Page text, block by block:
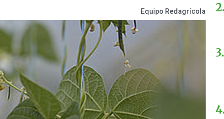
Equipo Redagrícola